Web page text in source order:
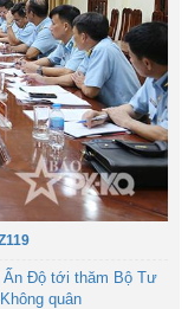
Ấn Độ tới thăm Bộ Tư
quân